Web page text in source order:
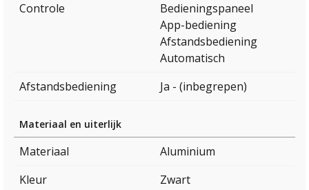
Controle
Bedieningspaneel
App-bediening
Afstandsbediening
Automatisch
Afstandsbediening
Ja - (inbegrepen)
Materiaal en uiterlijk
Materiaal
Aluminium
Kleur
Zwart